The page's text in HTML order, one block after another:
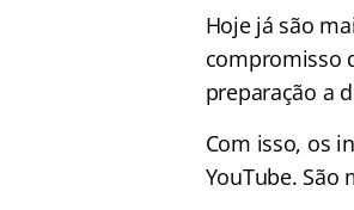
Hoje já são
compromisso
preparação a
Com isso, os
YouTube. São